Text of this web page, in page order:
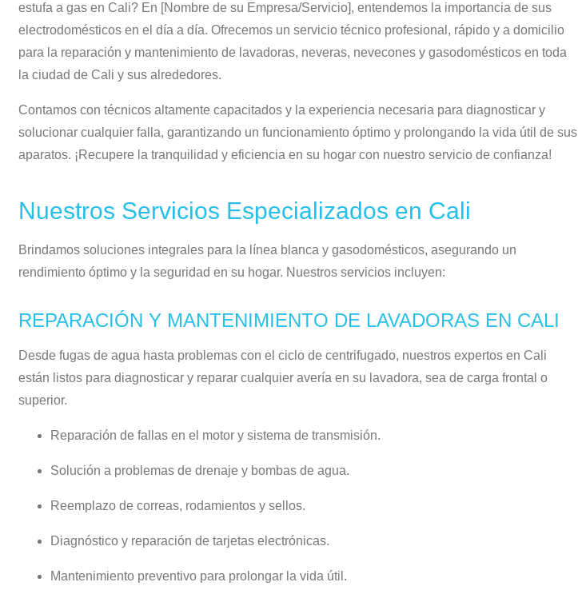
estufa a gas en Cali? En [Nombre de su Empresa/Servicio], entendemos la importancia de sus
electrodomésticos en el día a día. Ofrecemos un servicio técnico profesional, rápido y a domicilio
para la reparación y mantenimiento de lavadoras, neveras, nevecones y gasodomésticos en toda
la ciudad de Cali y sus alrededores.
Contamos con técnicos altamente capacitados y la experiencia necesaria para diagnosticar y
solucionar cualquier falla, garantizando un funcionamiento óptimo y prolongando la vida útil de sus
aparatos. ¡Recupere la tranquilidad y eficiencia en su hogar con nuestro servicio de confianza!
Nuestros Servicios Especializados en Cali
Brindamos soluciones integrales para la línea blanca y gasodomésticos, asegurando un
rendimiento óptimo y la seguridad en su hogar. Nuestros servicios incluyen:
REPARACIÓN Y MANTENIMIENTO DE LAVADORAS EN CALI
Desde fugas de agua hasta problemas con el ciclo de centrifugado, nuestros expertos en Cali
están listos para diagnosticar y reparar cualquier avería en su lavadora, sea de carga frontal o
superior.
Reparación de fallas en el motor y sistema de transmisión.
Solución a problemas de drenaje y bombas de agua.
Reemplazo de correas, rodamientos y sellos.
Diagnóstico y reparación de tarjetas electrónicas.
Mantenimiento preventivo para prolongar la vida útil.